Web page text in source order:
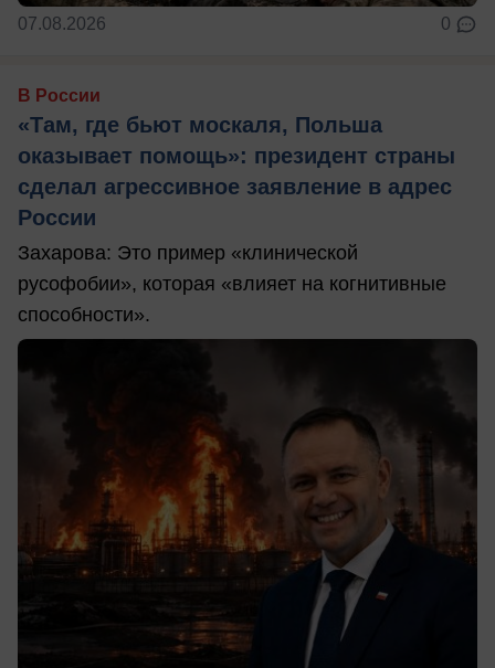
07.08.2026 0
В России
«Там, где бьют москаля, Польша
оказывает помощь»: президент страны
сделал агрессивное заявление в адрес
России
Захарова: Это пример «клинической
русофобии», которая «влияет на когнитивные
способности».